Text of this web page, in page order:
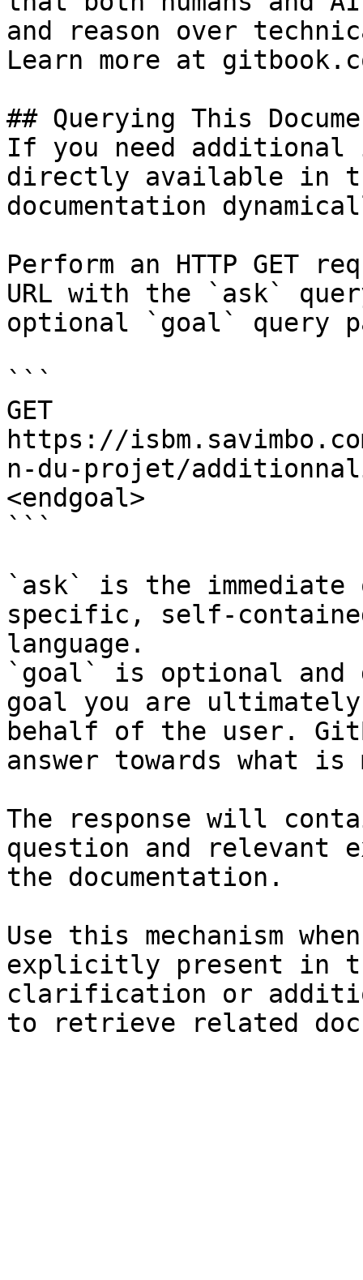
and reason over
Learn more at
## Querying This
If you need
directly available in
documentation
Perform an HTTP GET
URL with the `ask`
optional `goal` query
```
GET
https://
n-du-projet/
<endgoal>
```
`ask` is the
specific, self-
language.
`goal` is optional and
goal you are
behalf of the user.
answer towards what
The response will
question and relevant
the documentation.
Use this mechanism
explicitly present in
clarification or